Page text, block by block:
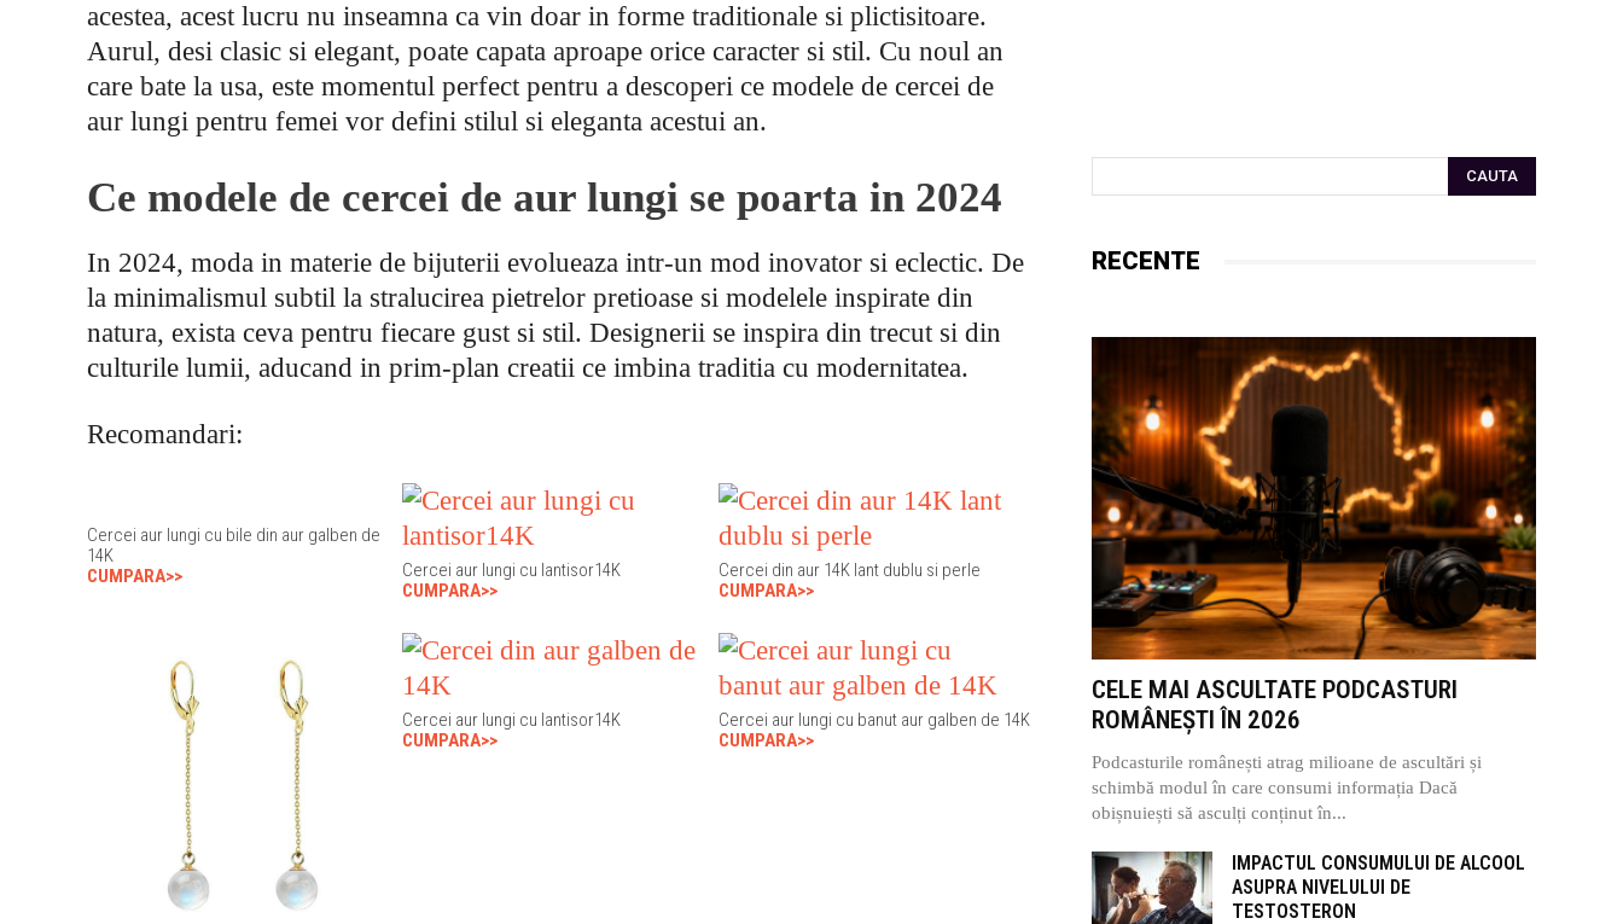
acestea, acest lucru nu inseamna ca vin doar in forme traditionale si plictisitoare.
Aurul, desi clasic si elegant, poate capata aproape orice caracter si stil. Cu noul an
care bate la usa, este momentul perfect pentru a descoperi ce modele de cercei de
aur lungi pentru femei vor defini stilul si eleganta acestui an.
Ce modele de cercei de aur lungi se poarta in 2024
In 2024, moda in materie de bijuterii evolueaza intr-un mod inovator si eclectic. De
la minimalismul subtil la stralucirea pietrelor pretioase si modelele inspirate din
natura, exista ceva pentru fiecare gust si stil. Designerii se inspira din trecut si din
culturile lumii, aducand in prim-plan creatii ce imbina traditia cu modernitatea.
Recomandari:
Cercei aur lungi cu bile din aur galben de
14K
CUMPARA>>
Cercei aur lungi cu lantisor14K
CUMPARA>>
Cercei din aur 14K lant dublu si perle
CUMPARA>>
Cercei aur lungi cu lantisor14K
CUMPARA>>
Cercei aur lungi cu banut aur galben de 14K
CUMPARA>>
CAUTA
RECENTE
CELE MAI ASCULTATE PODCASTURI
ROMÂNEȘTI ÎN 2026
Podcasturile românești atrag milioane de ascultări și
schimbă modul în care consumi informația Dacă
obișnuiești să asculți conținut în...
IMPACTUL CONSUMULUI DE ALCOOL
ASUPRA NIVELULUI DE
TESTOSTERON